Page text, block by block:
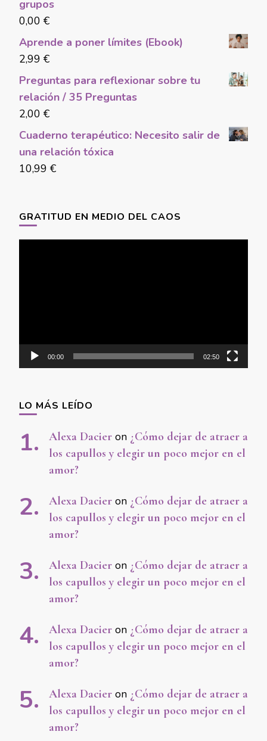
grupos
0,00 €
Aprende a poner límites (Ebook)
2,99 €
Preguntas para reflexionar sobre tu
relación / 35 Preguntas
2,00 €
Cuaderno terapéutico: Necesito salir de
una relación tóxica
10,99 €
GRATITUD EN MEDIO DEL CAOS
00:00 02:50
LO MÁS LEÍDO
Alexa Dacier on ¿Cómo dejar de atraer a
los capullos y elegir un poco mejor en el
amor?
Alexa Dacier on ¿Cómo dejar de atraer a
los capullos y elegir un poco mejor en el
amor?
Alexa Dacier on ¿Cómo dejar de atraer a
los capullos y elegir un poco mejor en el
amor?
Alexa Dacier on ¿Cómo dejar de atraer a
los capullos y elegir un poco mejor en el
amor?
Alexa Dacier on ¿Cómo dejar de atraer a
los capullos y elegir un poco mejor en el
amor?